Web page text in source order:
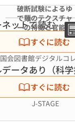
破断試験によるゆ
で麺のテクスチャ
ーの特徴と官能評
価との関係
ットで読む
すぐに読む
会図書館デジタルコ
ータあり（科学
すぐに読む
J-STAGE